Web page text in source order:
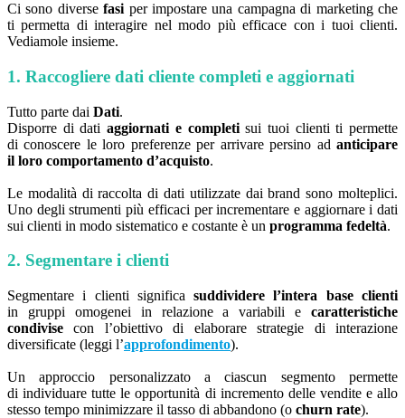
Ci sono diversefasi per impostare una campagna di marketing che
ti permetta di interagire nel modo più efficace con i tuoi clienti.
Vediamole insieme.
1. Raccogliere dati cliente completi e aggiornati
Tutto parte dai Dati.
Disporre di datiaggiornati e completisui tuoi clienti ti permette
di conoscere le loro preferenze per arrivare persino ad anticipare
il loro comportamento d’acquisto.
Le modalità di raccolta di dati utilizzate dai brand sono molteplici.
Uno degli strumenti più efficaci per incrementare e aggiornare i dati
sui clienti in modo sistematico e costante è un programma fedeltà.
2. Segmentare i clienti
Segmentare i clienti significasuddividere l’intera base clienti
in gruppi omogenei in relazione a variabili e caratteristiche
condivise con l’obiettivo di elaborare strategie di interazione
diversificate (leggi l’approfondimento).
Un approccio personalizzato a ciascun segmento permette
di individuare tutte le opportunità di incremento delle vendite e allo
stesso tempo minimizzare il tasso di abbandono (o churn rate).